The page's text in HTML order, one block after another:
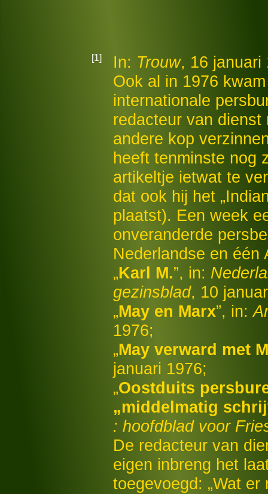
[1] In: Trouw, 16 januari
Ook al in 1976
internationale
redacteur van
andere kop
heeft tenminste nog
artikeltje ietwat te
dat ook hij het
plaatst). Een week
onveranderde
Nederlandse en één
„Karl M.”, in:
gezinsblad, 10
„May en Marx”, in:
1976;
„May verward met
januari 1976;
„Oostduits
„middelmatig
: hoofdblad voor
De redacteur van
eigen inbreng het
toegevoegd: „Wat